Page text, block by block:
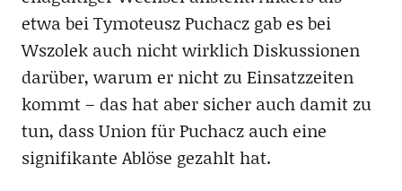
etwa bei Tymoteusz Puchacz gab es bei
Wszolek auch nicht wirklich Diskussionen
darüber, warum er nicht zu Einsatzzeiten
kommt – das hat aber sicher auch damit zu
tun, dass Union für Puchacz auch eine
signifikante Ablöse gezahlt hat.